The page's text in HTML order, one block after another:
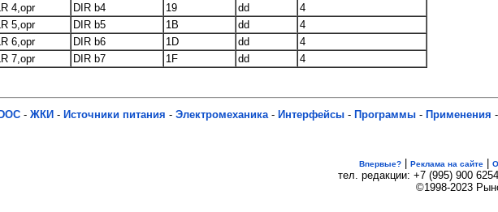
4,opr
DIR b4 19 dd
4
5,opr
DIR b5 1B dd
4
6,opr
DIR b6 1D dd
4
7,opr
DIR b7 1F dd 4
DOC - ЖКИ - Источники питания - Электромеханика - Интерфейсы - Программы - Применения -
Впервые? Реклама на сайте
тел. редакции: +7 (995) 900
©1998-2023